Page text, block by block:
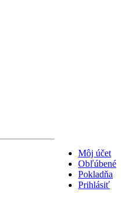
Môj účet
Obľúbené
Pokladňa
Prihlásiť